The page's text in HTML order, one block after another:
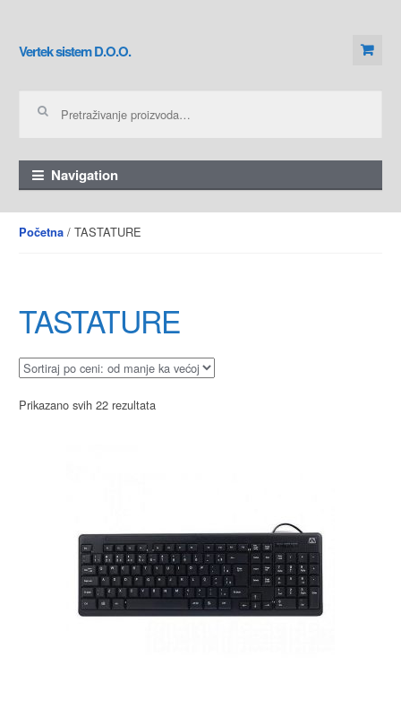
Skip to navigation
Skip to content
Vertek sistem D.O.O.
Navigation
Početna/ TASTATURE
TASTATURE
Prikazano svih 22 rezultata